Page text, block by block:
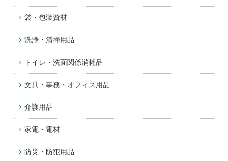
袋・包装資材
洗浄・清掃用品
トイレ・洗面関係消耗品
文具・事務・オフィス用品
介護用品
家電・電材
防災・防犯用品